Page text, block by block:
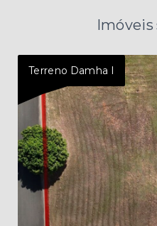
Terreno Damha I